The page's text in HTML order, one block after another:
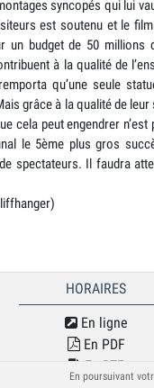
syncopés qui lui
est soutenu et le
un budget de 50
à la qualité de
qu’une seule
grâce à la qualité de
cela peut engendrer
le 5ème plus gros
spectateurs. Il faudra
HORAIRES
En ligne
En PDF
En RTF
En poursuivant